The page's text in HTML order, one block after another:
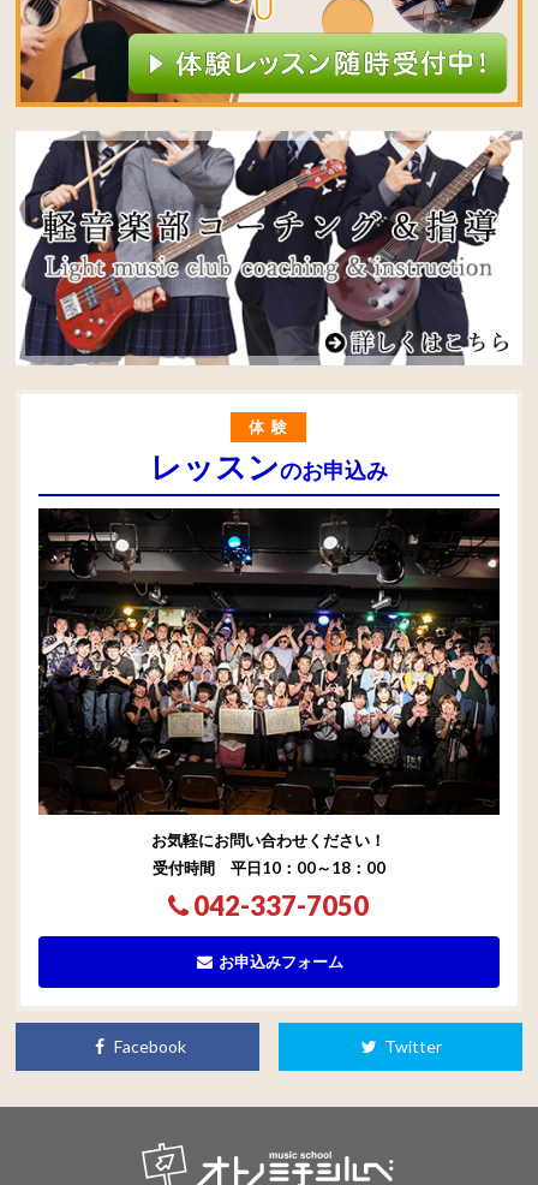
体験
レッスンのお申込み
お気軽にお問い合わせください！
受付時間 平日10：00～18：00
042-337-7050
お申込みフォーム
Facebook Twitter